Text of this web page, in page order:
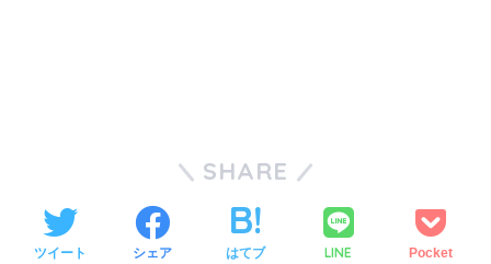
SHARE
ツイート シェア はてブ LINE Pocket